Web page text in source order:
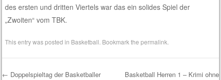
des ersten und dritten Viertels war das ein solides Spiel der
„Zwoiten“ vom TBK.
This entry was posted in Basketball . Bookmark thepermalink
← Doppelspieltag der Basketballer
Basketball Herren 1 – Krimi ohne